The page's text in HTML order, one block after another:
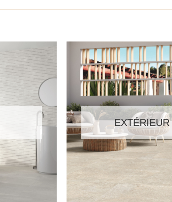
EXTÉRIEUR